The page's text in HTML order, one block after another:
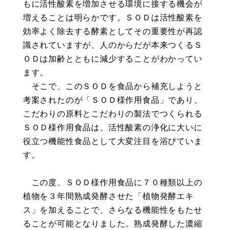
もに活性酸素を増加させる環境に接する機会が
増えることは明らかです。ＳＯＤは活性酸素を
効率よく除去する酵素としてその重要性が再認
識されていますが、人のからだが本来つくるＳ
ＯＤは加齢とともに減少することがわかってい
ます。
そこで、このＳＯＤを食品から補充しようと
考案されたのが「ＳＯＤ様作用食品」であり、
こだわりの原料とこだわりの製法でつくられる
ＳＯＤ様作用食品は、活性酸素の浄化に大いに
役立つ機能性食品として大変注目を浴びていま
す。
この度、ＳＯＤ様作用食品に７０種類以上の
植物を３年間熟成発酵させた「植物発酵エキ
ス」を加えることで、さらなる機能性をもたせ
ることが可能となりました。熟成発酵した濃縮